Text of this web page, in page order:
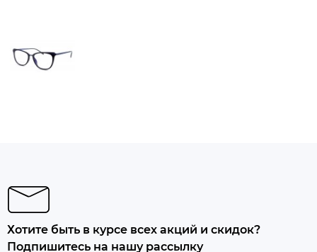
Хотите быть в курсе всех акций и скидок?
Подпишитесь на нашу рассылку